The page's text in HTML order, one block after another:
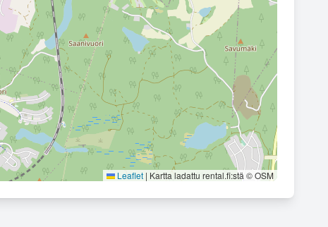
Leaflet | Kartta ladattu rental.fi:stä © OSM